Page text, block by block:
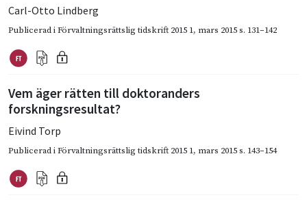
Carl-Otto Lindberg
Publicerad iFörvaltningsrättslig tidskrift 2015 1, mars 2015s. 131–142
Vem äger rätten till doktoranders
forskningsresultat?
Eivind Torp
Publicerad iFörvaltningsrättslig tidskrift 2015 1, mars 2015s. 143–154